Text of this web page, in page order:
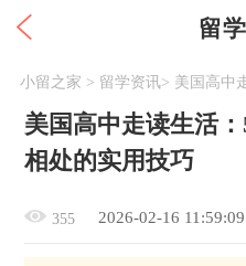
留
小留之家 > 留学资讯>
美国高中走读生活
相处的实用技巧
355 2026-02-16 11:59:09